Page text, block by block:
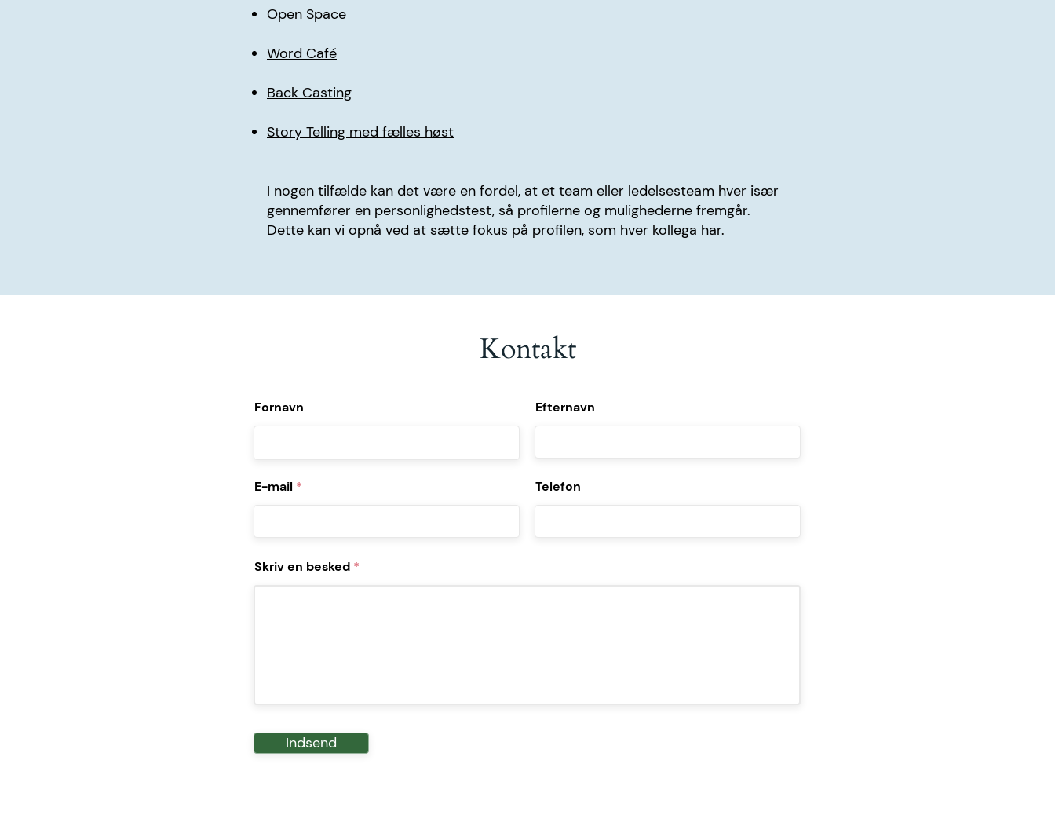
Open Space
Word Café
Back Casting
Story Telling med fælles høst
I nogen tilfælde kan det være en fordel, at et team eller ledelsesteam hver især
gennemfører en personlighedstest, så profilerne og mulighederne fremgår.
Dette kan vi opnå ved at sætte fokus på profilen, som hver kollega har.
Kontakt
Fornavn Efternavn
E-mail Telefon
Skriv en besked
Indsend